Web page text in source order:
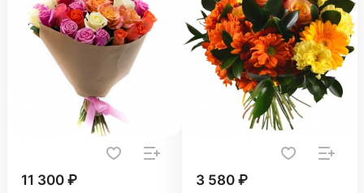
11 300 ₽ 3 580 ₽